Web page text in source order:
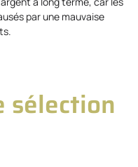
par une mauvaise
sélection